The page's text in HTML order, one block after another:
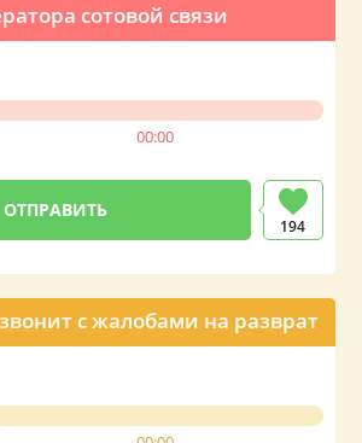
сотовой связи
00:00
ОТПРАВИТЬ
194
с жалобами на разврат